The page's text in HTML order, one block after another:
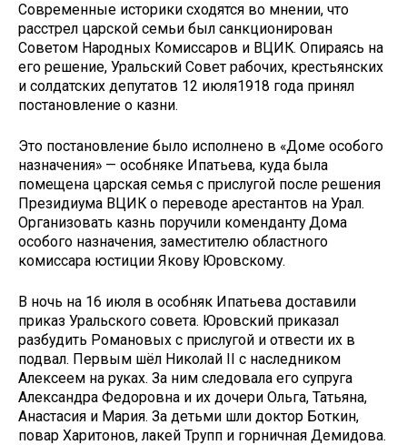
Современные историки сходятся во мнении, что
расстрел царской семьи был санкционирован
Советом Народных Комиссаров и ВЦИК. Опираясь на
его решение, Уральский Совет рабочих, крестьянских
и солдатских депутатов 12 июля1918 года принял
постановление о казни.
Это постановление было исполнено в «Доме особого
назначения» — особняке Ипатьева, куда была
помещена царская семья с прислугой после решения
Президиума ВЦИК о переводе арестантов на Урал.
Организовать казнь поручили коменданту Дома
особого назначения, заместителю областного
комиссара юстиции Якову Юровскому.
В ночь на 16 июля в особняк Ипатьева доставили
приказ Уральского совета. Юровский приказал
разбудить Романовых с прислугой и отвести их в
подвал. Первым шёл Николай II с наследником
Алексеем на руках. За ним следовала его супруга
Александра Федоровна и их дочери Ольга, Татьяна,
Анастасия и Мария. За детьми шли доктор Боткин,
повар Харитонов, лакей Трупп и горничная Демидова.